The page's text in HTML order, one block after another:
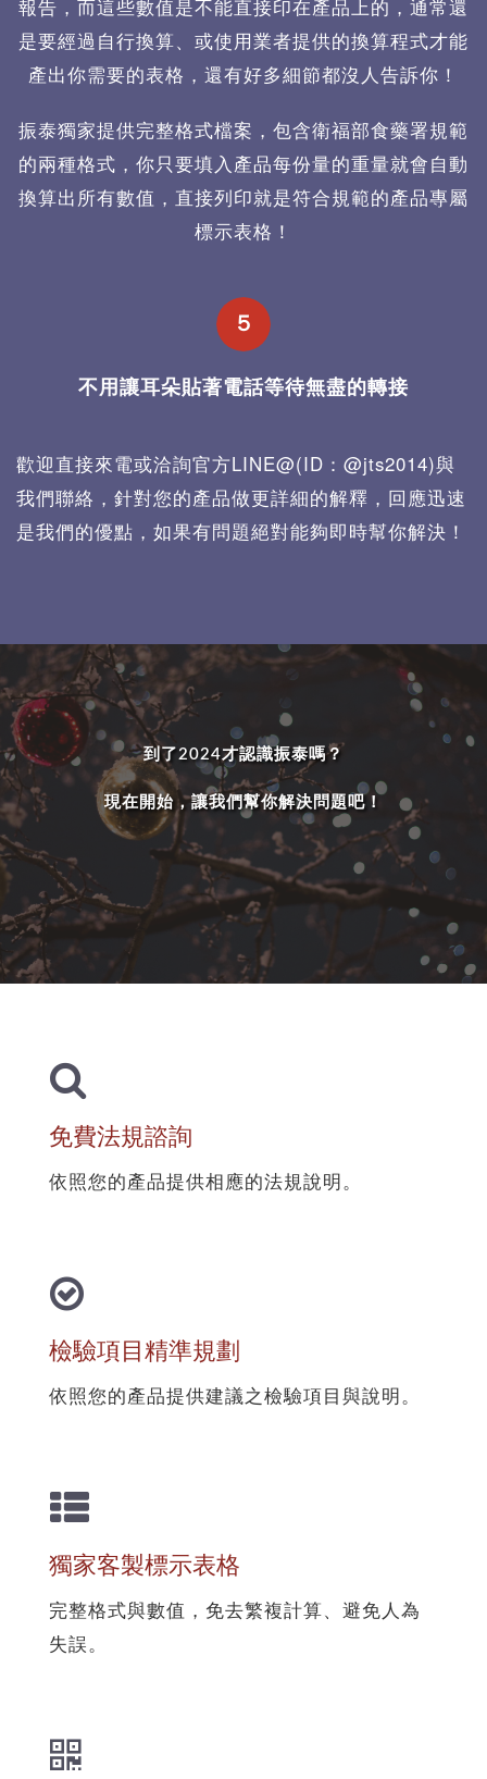
報告，而這些數值是不能直接印在產品上的，通常還
是要經過自行換算、或使用業者提供的換算程式才能
產出你需要的表格，還有好多細節都沒人告訴你！
振泰獨家提供完整格式檔案，包含衛福部食藥署規範
的兩種格式，你只要填入產品每份量的重量就會自動
換算出所有數值，直接列印就是符合規範的產品專屬
標示表格！
５
不用讓耳朵貼著電話等待無盡的轉接
歡迎直接來電或洽詢官方LINE@(ID：@jts2014)與
我們聯絡，針對您的產品做更詳細的解釋，回應迅速
是我們的優點，如果有問題絕對能夠即時幫你解決！
到了2024才認識振泰嗎？
現在開始，讓我們幫你解決問題吧！
免費法規諮詢
依照您的產品提供相應的法規說明。
檢驗項目精準規劃
依照您的產品提供建議之檢驗項目與說明。
獨家客製標示表格
完整格式與數值，免去繁複計算、避免人為
失誤。